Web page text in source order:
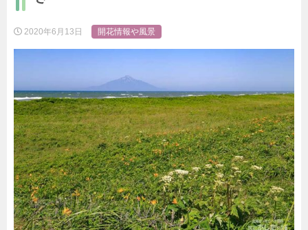
2020年6月13日 開花情報や風景